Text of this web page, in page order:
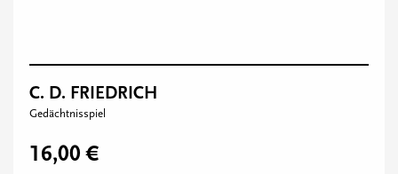
C. D. FRIEDRICH
Gedächtnisspiel
16,00 €